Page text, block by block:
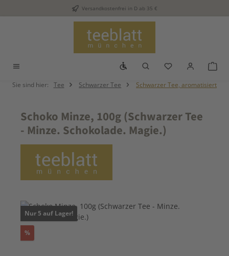
Zum Hauptinhalt springenVersandkostenfrei in D ab 35 €
Werkzeugleiste anzeigen
Du hast 0
Sie sind hier: Tee Schwarzer Tee Schwarzer Tee, aromatisiert
Schoko Minze, 100g (Schwarzer Tee
- Minze. Schokolade. Magie.)
Bildergalerie überspringen
Nur 5 auf Lager!
%Rabatt